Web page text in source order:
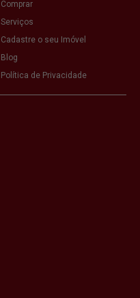
Comprar
Serviços
Cadastre o seu Imóvel
Blog
Política de Privacidade